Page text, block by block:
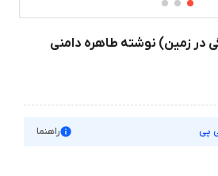
در زمین) نوشته طاهره دامنی
پی راهنما